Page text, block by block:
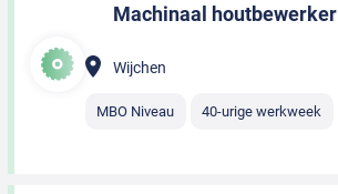
Machinaal houtbewerker
Wijchen
MBO Niveau 40-urige werkweek